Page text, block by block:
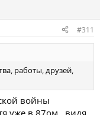
#311
работы, друзей,
войны